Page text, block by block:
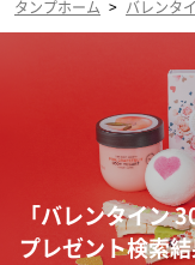
タンプホーム > バレンタ
「バレンタイン
プレゼント検索